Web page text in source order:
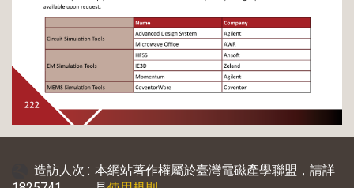
本網站著作權屬於臺灣電磁產學聯盟，請詳
造訪人次 :